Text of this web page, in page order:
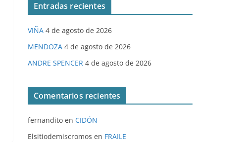
Entradas recientes
VIÑA 4 de agosto de 2026
MENDOZA 4 de agosto de 2026
ANDRE SPENCER 4 de agosto de 2026
Comentarios recientes
fernandito en CIDÓN
Elsitiodemiscromos en FRAILE